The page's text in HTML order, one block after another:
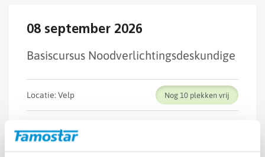
08 september 2026
Basiscursus Noodverlichtingsdeskundige
Locatie: Velp Nog 10
Inschrijven